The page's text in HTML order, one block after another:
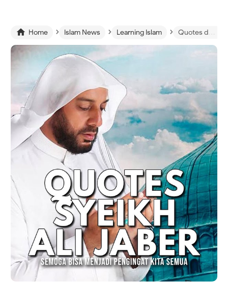
 Home › Islam News › Learning Islam › Quotes dari Syeikh Ali Jaber